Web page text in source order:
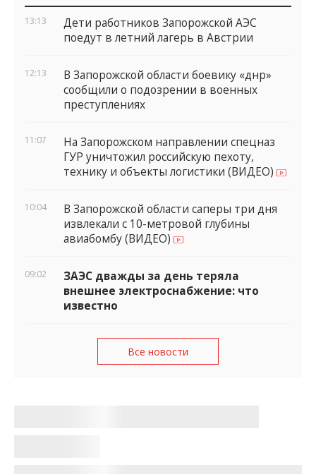
виджеты
13:13
Дети работников Запорожской АЭС
поедут в летний лагерь в Австрии
12:13
В Запорожской области боевику «днр»
сообщили о подозрении в военных
преступлениях
11:07
На Запорожском направлении спецназ
ГУР уничтожил российскую пехоту,
технику и объекты логистики (ВИДЕО)
10:04
В Запорожской области саперы три дня
извлекали с 10-метровой глубины
авиабомбу (ВИДЕО)
09:02
ЗАЭС дважды за день теряла
внешнее электроснабжение: что
известно
Все новости